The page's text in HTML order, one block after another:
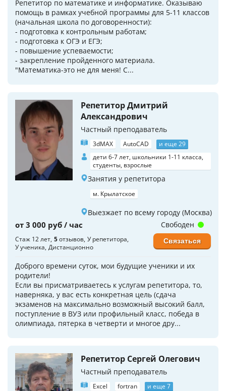
Репетитор по математике и информатике. Оказываю
помощь в рамках учебной программы для 5-11 классов
(начальная школа по договоренности):
- подготовка к контрольным работам;
- подготовка к ОГЭ и ЕГЭ;
- повышение успеваемости;
- закрепление пройденного материала.
"Математика-это не для меня! С...
Репетитор Дмитрий
Александрович
Частный преподаватель
3dMAX AutoCAD
и еще 29
дети 6-7 лет, школьники 1-11 класса,
студенты, взрослые
Занятия у репетитора
м. Крылатское
Выезжает по всему городу (Москва)
от 3 000 руб / час
Стаж 12 лет 5отзывов У репетитора
У ученика Дистанционно
Доброго времени суток, мои будущие ученики и их
родители!
Если вы присматриваетесь к услугам репетитора, то,
наверняка, у вас есть конкретная цель (сдача
экзаменов на максимально возможный высокий балл,
поступление в ВУЗ или профильный класс, победа в
олимпиада, пятерка в четверти и многое дру...
Свободен
Связаться
Репетитор Сергей Олегович
Частный преподаватель
Excel fortran
и еще 7